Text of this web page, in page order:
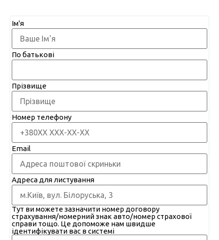
Ім'я
По батькові
Прізвище
Номер телефону
Email
Адреса для листування
Тут ви можете зазначити номер договору
страхування/номерний знак авто/номер страхової
справи тощо. Це допоможе нам швидше
ідентифікувати вас в системі